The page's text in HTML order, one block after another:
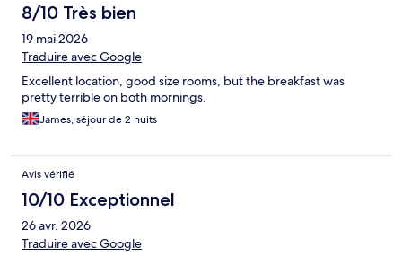
8/10 Très bien
19 mai 2026
Traduire avec Google
Excellent location, good size rooms, but the breakfast was
pretty terrible on both mornings.
James, séjour de 2 nuits
Avis vérifié
10/10 Exceptionnel
26 avr. 2026
Traduire avec Google